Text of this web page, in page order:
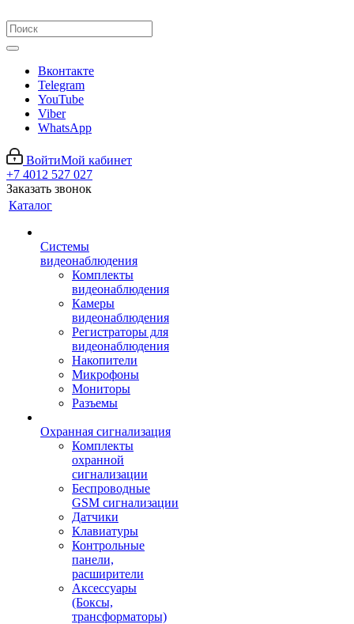
Вконтакте
Telegram
YouTube
Viber
WhatsApp
ВойтиМой кабинет
+7 4012 527 027
Заказать звонок
Каталог
Системы
видеонаблюдения
Комплекты
видеонаблюдения
Камеры
видеонаблюдения
Регистраторы для
видеонаблюдения
Накопители
Микрофоны
Мониторы
Разъемы
Охранная сигнализация
Комплекты
охранной
сигнализации
Беспроводные
GSM сигнализации
Датчики
Клавиатуры
Контрольные
панели,
расширители
Аксессуары
(Боксы,
трансформаторы)